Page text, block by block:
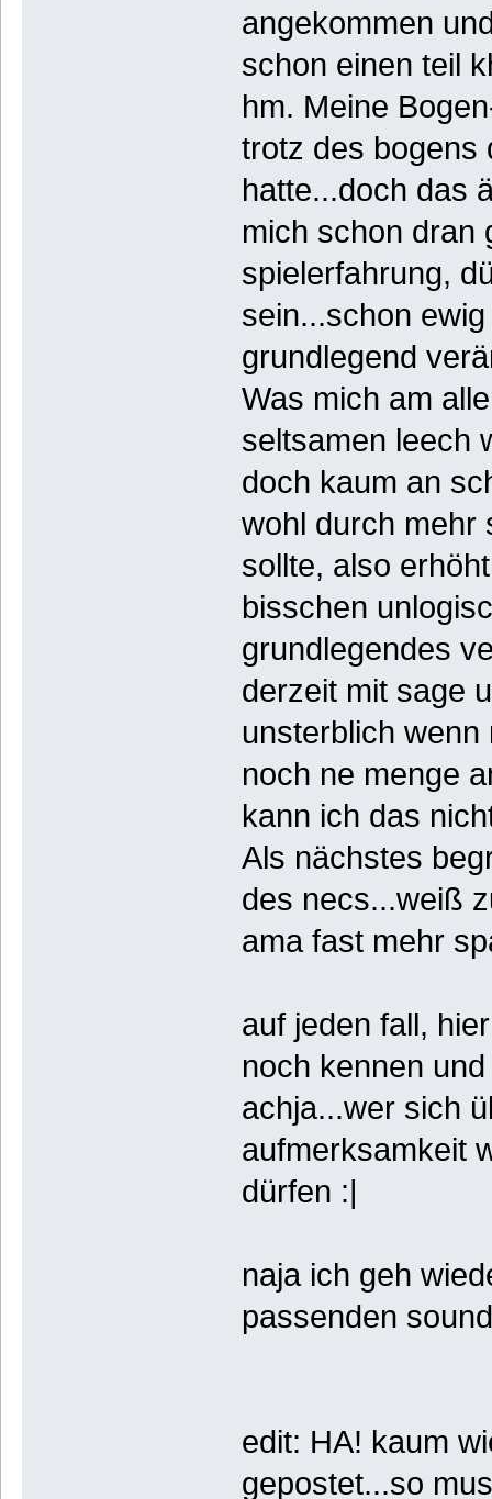
angekommen
schon einen teil
hm. Meine
trotz des bogens
hatte...doch das
mich schon dran
spielerfahrung,
sein...schon
grundlegend
Was mich am
seltsamen leech
doch kaum an
wohl durch mehr
sollte, also
bisschen
grundlegendes
derzeit mit sage
unsterblich
noch ne menge
kann ich das
Als nächstes
des necs...weiß
ama fast mehr
auf jeden fall,
noch kennen
achja...wer sich
aufmerksamkeit
dürfen :|
naja ich geh
passenden
edit: HA! kaum
gepostet...so